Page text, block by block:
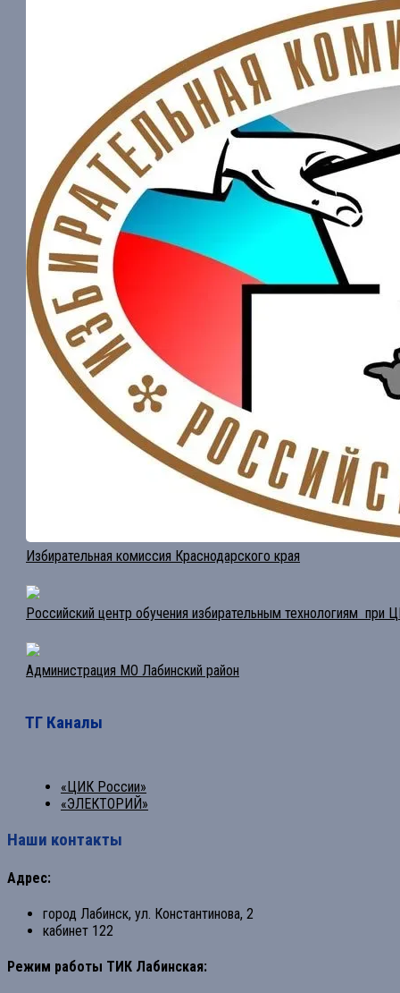
Избирательная комиссия Краснодарского края
Российский центр обучения избирательным технологиям при
Администрация МО Лабинский район
ТГ Каналы
«ЦИК России»
«ЭЛЕКТОРИЙ»
Наши контакты
Адрес:
город Лабинск, ул. Константинова, 2
кабинет 122
Режим работы ТИК Лабинская: